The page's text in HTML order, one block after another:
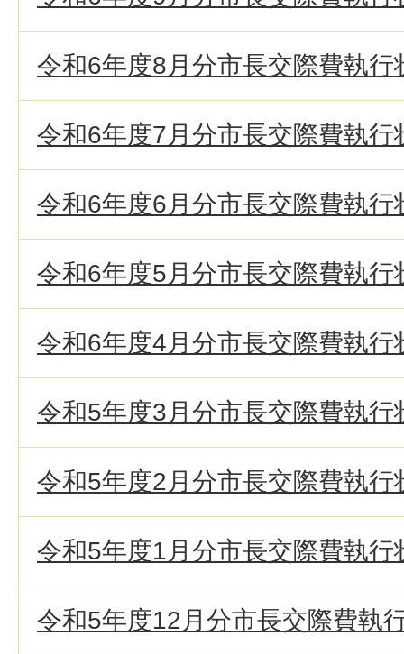
令和6年度8月分市長交際費執行
令和6年度7月分市長交際費執行
令和6年度6月分市長交際費執行
令和6年度5月分市長交際費執行
令和6年度4月分市長交際費執行
令和5年度3月分市長交際費執行
令和5年度2月分市長交際費執行
令和5年度1月分市長交際費執行
令和5年度12月分市長交際費執